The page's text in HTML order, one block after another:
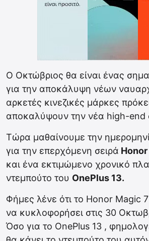
Ο Οκτώβριος θα είναι ένας
για την αποκάλυψη νέων
αρκετές κινεζικές μάρκες
αποκαλύψουν την νέα high-end
Τώρα μαθαίνουμε την
για την επερχόμενη σειρά
και ένα εκτιμώμενο χρονικό
ντεμπούτο του OnePlus 13.
Φήμες λένε ότι το Honor Magic
να κυκλοφορήσει στις 30
Όσο για το OnePlus 13 ,